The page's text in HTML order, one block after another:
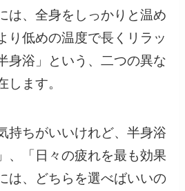
は、全身をしっかりと温め
り低めの温度で長くリラッ
身浴」という、二つの異な
します。
持ちがいいけれど、半身浴
、「日々の疲れを最も効果
は、どちらを選べばいいの